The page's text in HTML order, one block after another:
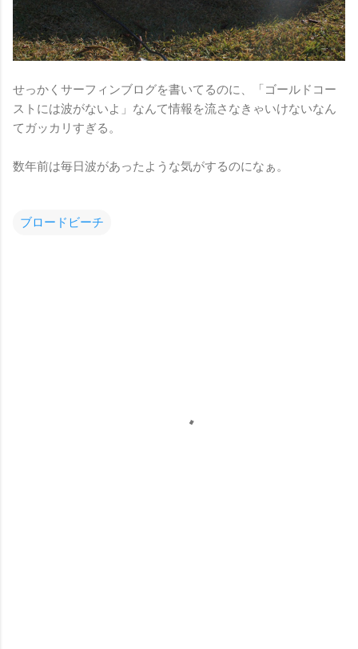
せっかくサーフィンブログを書いてるのに、「ゴールドコー
ストには波がないよ」なんて情報を流さなきゃいけないなん
てガッカリすぎる。
数年前は毎日波があったような気がするのになぁ。
ブロードビーチ